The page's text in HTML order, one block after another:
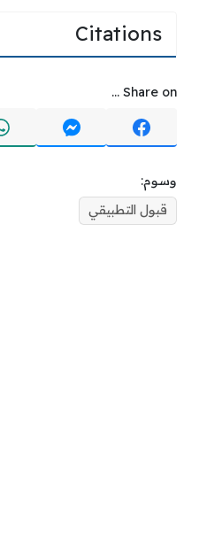
Citations
Share on ...
وسوم:
قبول التطبيقي